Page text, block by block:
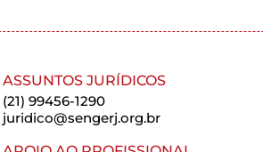
ASSUNTOS JURÍDICOS
(21) 99456-1290
juridico@sengerj.org.br